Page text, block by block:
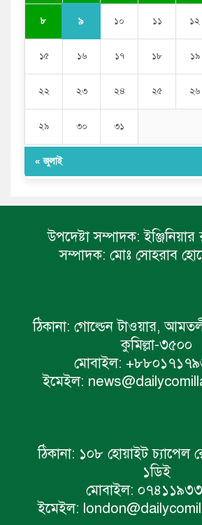
৮ ৯ ১০ ১১ ১২
১৫ ১৬ ১৭ ১৮ ১৯
২২ ২৩ ২৪ ২৫ ২৬
২৯ ৩০ ৩১
« জুলাই
উপদেষ্টা সম্পাদক:
সম্পাদক: মোঃ সোহরাব
ঠিকানা: গোল্ডেন টাওয়ার,
কুমিল্লা-৩৫০০
মোবাইল:
ইমেইল:
ঠিকানা: ১০৮ হোয়াইট চ্যাপেল
১ডিই
মোবাইল:
ইমেইল: